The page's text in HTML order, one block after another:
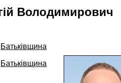
Володимирович
Батьківщина
Батьківщина